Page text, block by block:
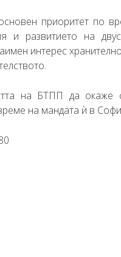
приоритет по
и развитието на
интерес
на БТПП да окаже
на мандата ѝ в